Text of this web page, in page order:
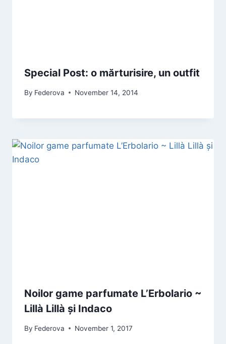
Special Post: o mărturisire, un outfit
By Federova November 14, 2014
Noilor game parfumate L’Erbolario ~
Lillà Lillà și Indaco
By Federova November 1, 2017